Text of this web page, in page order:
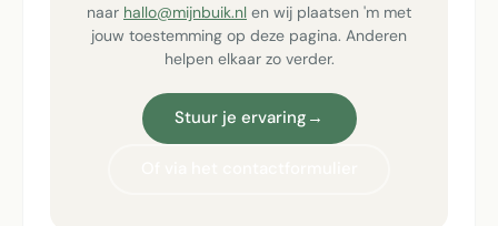
naar hallo@mijnbuik.nl en wij plaatsen 'm met
jouw toestemming op deze pagina. Anderen
helpen elkaar zo verder.
Stuur je ervaring →